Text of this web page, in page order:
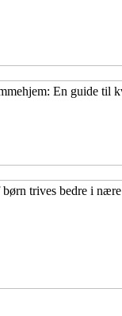
En guide til
trives bedre i